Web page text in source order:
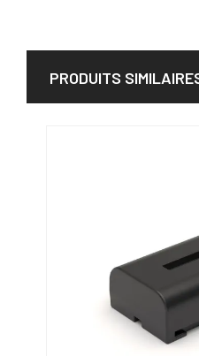
PRODUITS